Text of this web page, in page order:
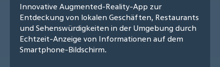
Innovative Augmented-Reality-App zur
Entdeckung von lokalen Geschäften, Restaurants
und Sehenswürdigkeiten in der Umgebung durch
Echtzeit-Anzeige von Informationen auf dem
Smartphone-Bildschirm.